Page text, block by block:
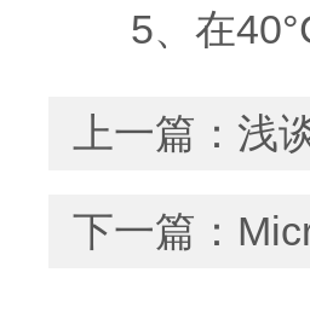
5、在40°C
上一篇： 浅
下一篇：